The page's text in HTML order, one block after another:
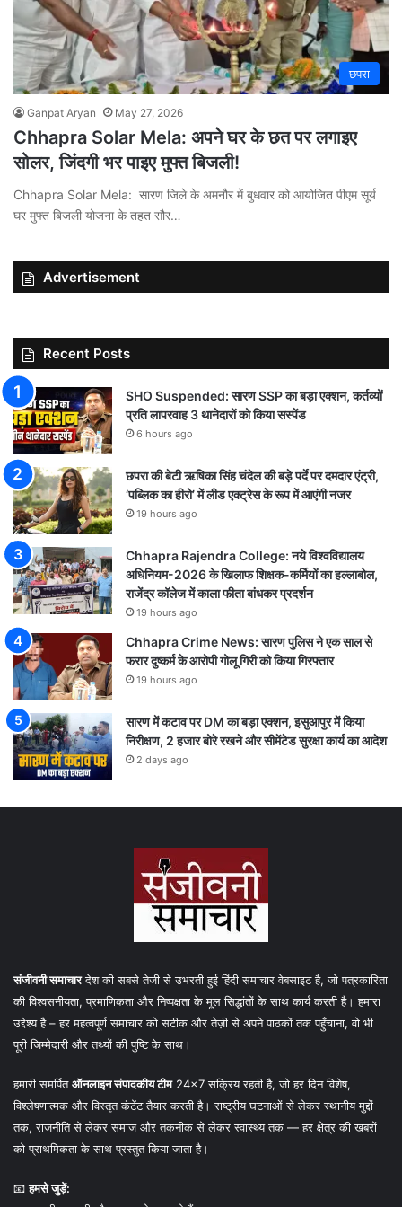
छपरा
Ganpat Aryan May 27, 2026
Chhapra Solar Mela: अपने घर के छत पर लगाइए
सोलर, जिंदगी भर पाइए मुफ्त बिजली!
Chhapra Solar Mela: सारण जिले के अमनौर में बुधवार को आयोजित पीएम सूर्य
घर मुफ्त बिजली योजना के तहत सौर…
Advertisement
Recent Posts
SHO Suspended: सारण SSP का बड़ा एक्शन, कर्तव्यों
प्रति लापरवाह 3 थानेदारों को किया सस्पेंड
6 hours ago
छपरा की बेटी ऋषिका सिंह चंदेल की बड़े पर्दे पर दमदार एंट्री,
‘पब्लिक का हीरो’ में लीड एक्ट्रेस के रूप में आएंगी नजर
19 hours ago
Chhapra Rajendra College: नये विश्वविद्यालय
अधिनियम-2026 के खिलाफ शिक्षक-कर्मियों का हल्लाबोल,
राजेंद्र कॉलेज में काला फीता बांधकर प्रदर्शन
19 hours ago
Chhapra Crime News: सारण पुलिस ने एक साल से
फरार दुष्कर्म के आरोपी गोलू गिरी को किया गिरफ्तार
19 hours ago
सारण में कटाव पर DM का बड़ा एक्शन, इसुआपुर में किया
निरीक्षण, 2 हजार बोरे रखने और सीमेंटेड सुरक्षा कार्य का आदेश
2 days ago
संजीवनी समाचारदेश की सबसे तेजी से उभरती हुई हिंदी समाचार वेबसाइट है, जो पत्रकारिता
की विश्वसनीयता, प्रमाणिकता और निष्पक्षता के मूल सिद्धांतों के साथ कार्य करती है। हमारा
उद्देश्य है – हर महत्वपूर्ण समाचार को सटीक और तेज़ी से अपने पाठकों तक पहुँचाना, वो भी
पूरी जिम्मेदारी और तथ्यों की पुष्टि के साथ।
हमारी समर्पितऑनलाइन संपादकीय टीम24×7 सक्रिय रहती है, जो हर दिन विशेष,
विश्लेषणात्मक और विस्तृत कंटेंट तैयार करती है। राष्ट्रीय घटनाओं से लेकर स्थानीय मुद्दों
तक, राजनीति से लेकर समाज और तकनीक से लेकर स्वास्थ्य तक — हर क्षेत्र की खबरों
को प्राथमिकता के साथ प्रस्तुत किया जाता है।
📧हमसे जुड़ें: